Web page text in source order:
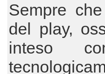
Sempre
del play,
inteso